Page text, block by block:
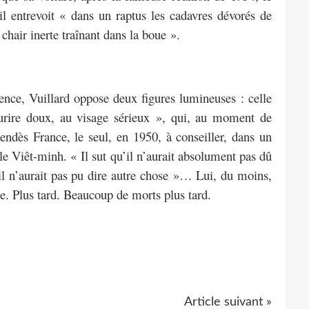
« dans un raptus les cadavres dévorés de
inerte traînant dans la boue ».
Vuillard oppose deux figures lumineuses : celle
doux, au visage sérieux », qui, au moment de
France, le seul, en 1950, à conseiller, dans un
Viêt-minh. « Il sut qu’il n’aurait absolument pas dû
pas pu dire autre chose »… Lui, du moins,
Plus tard. Beaucoup de morts plus tard.
Article suivant »